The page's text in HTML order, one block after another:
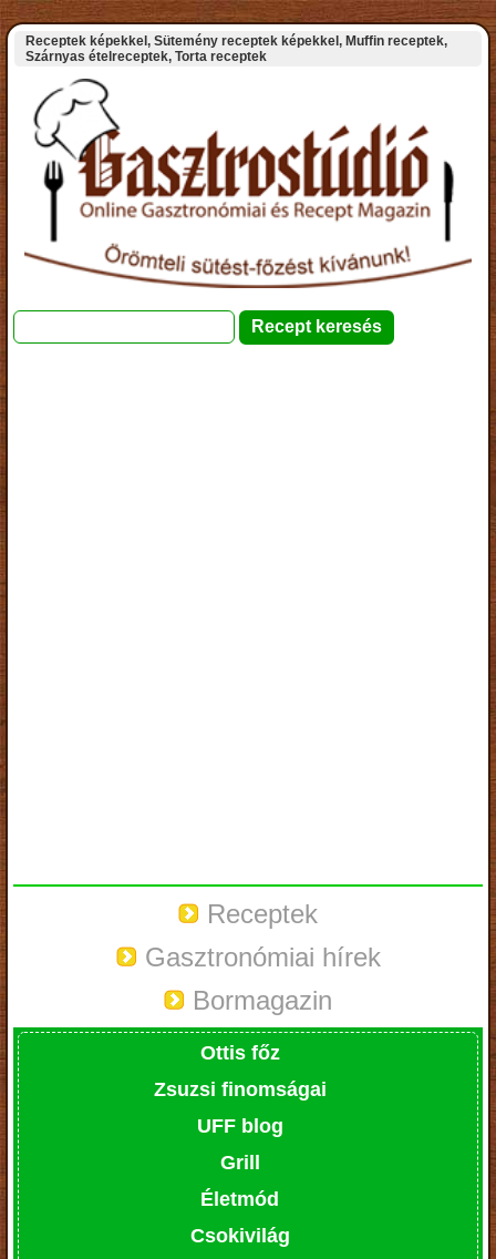
Receptek képekkel, Sütemény receptek képekkel, Muffin receptek,
Szárnyas ételreceptek, Torta receptek
Receptek
Gasztronómiai hírek
Bormagazin
Ottis főz
Zsuzsi finomságai
UFF blog
Grill
Életmód
Csokivilág